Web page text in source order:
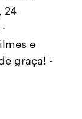
24
e
graça! -